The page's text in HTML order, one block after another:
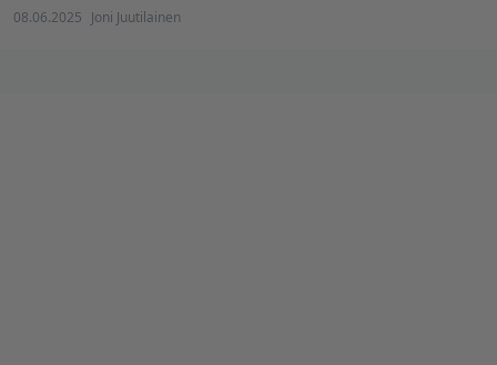
08.06.2025 Joni Juutilainen